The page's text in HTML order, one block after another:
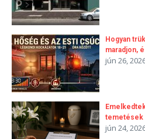
Hogyan
maradjon,
jún 26,
temetések
jún 24,